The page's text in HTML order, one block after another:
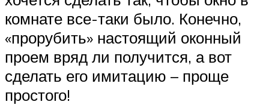
комнате все-таки было. Конечно,
«прорубить» настоящий оконный
проем вряд ли получится, а вот
сделать его имитацию – проще
простого!